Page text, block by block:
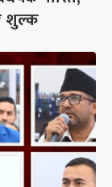
शुल्क